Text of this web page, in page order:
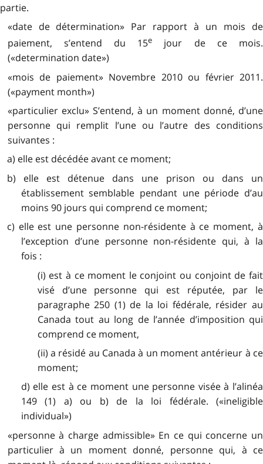
partie.
«date de détermination» Par rapport à un mois de
paiement, s’entend du 15e
jour de ce mois.
(«determination date»)
«mois de paiement» Novembre 2010 ou février 2011.
(«payment month»)
«particulier exclu» S’entend, à un moment donné, d’une
personne qui remplit l’une ou l’autre des conditions
suivantes :
a) elle est décédée avant ce moment;
b) elle est détenue dans une prison ou dans un
établissement semblable pendant une période d’au
moins 90 jours qui comprend ce moment;
c) elle est une personne non-résidente à ce moment, à
l’exception d’une personne non-résidente qui, à la
fois :
(i) est à ce moment le conjoint ou conjoint de fait
visé d’une personne qui est réputée, par le
paragraphe 250 (1) de la loi fédérale, résider au
Canada tout au long de l’année d’imposition qui
comprend ce moment,
(ii) a résidé au Canada à un moment antérieur à ce
moment;
d) elle est à ce moment une personne visée à l’alinéa
149 (1) a) ou b) de la loi fédérale. («ineligible
individual»)
«personne à charge admissible» En ce qui concerne un
particulier à un moment donné, personne qui, à ce